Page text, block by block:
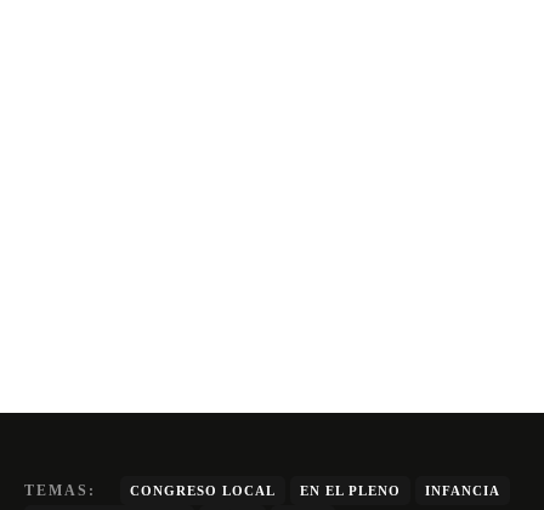
TEMAS: CONGRESO LOCAL EN EL PLENO
INFANCIA